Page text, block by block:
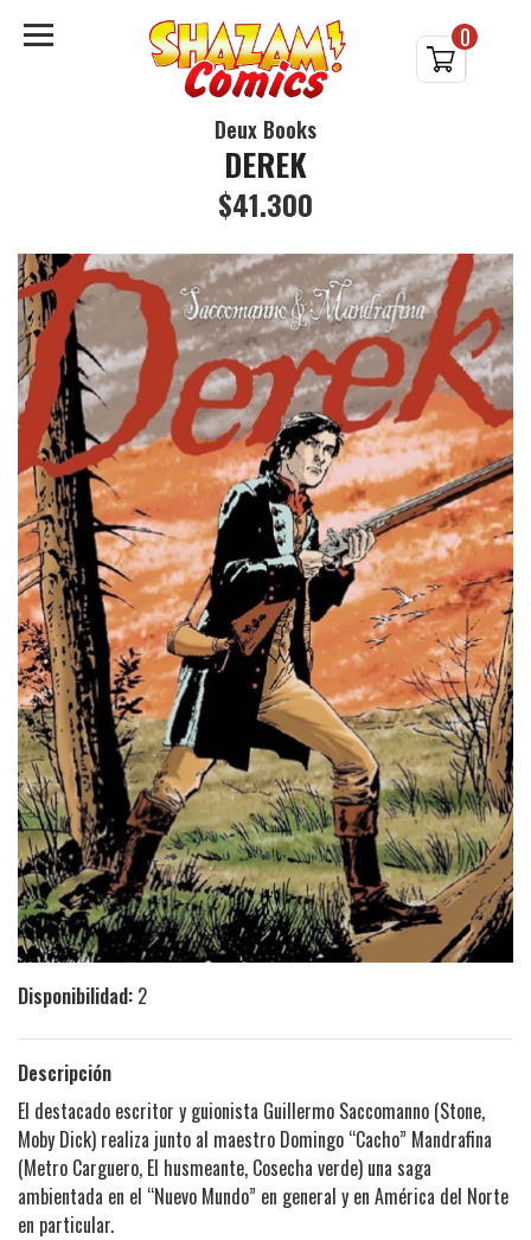
0
Deux Books
DEREK
$41.300
Disponibilidad: 2
Descripción
El destacado escritor y guionista Guillermo Saccomanno (Stone,
Moby Dick) realiza junto al maestro Domingo “Cacho” Mandrafina
(Metro Carguero, El husmeante, Cosecha verde) una saga
ambientada en el “Nuevo Mundo” en general y en América del Norte
en particular.